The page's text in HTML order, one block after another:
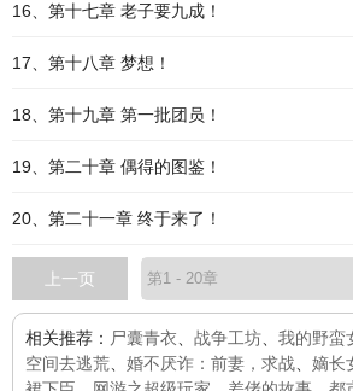
16、第十七章 老子要九成！
17、第十八章 梦想！
18、第十九章 第一批团员！
19、第二十章 偶得的图鉴！
20、第二十一章 终于来了！
上一页
相关推荐： 尸囊青衣 战争工坊 我的野蛮
空间去逃荒
婚不厌诈：前妻，求战
嫡长